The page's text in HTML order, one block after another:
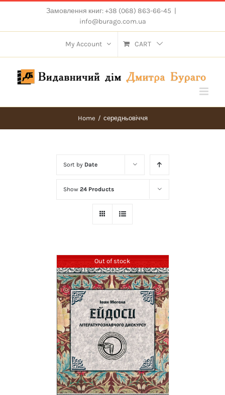
content
Замовлення книг: +38 (068) 863-66-45 |
info@burago.com.ua
My Account CART
Home / середньовіччя
Sort by Date
Show 24 Products
Out of stock